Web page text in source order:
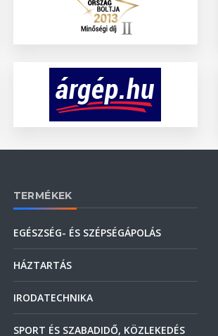
TERMÉKEK
EGÉSZSÉG- ÉS SZÉPSÉGÁPOLÁS
HÁZTARTÁS
IRODATECHNIKA
SPORT ÉS SZABADIDŐ, KÖZLEKEDÉS